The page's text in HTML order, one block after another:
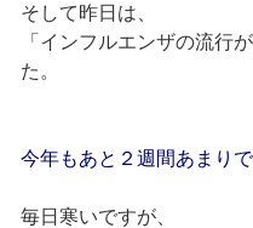
そして昨日は、
「インフルエンザの流行
た。
今年もあと２週間あまりで
毎日寒いですが、